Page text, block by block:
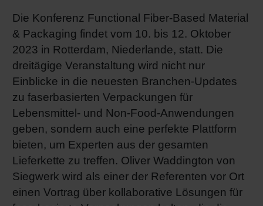
Die Konferenz Functional Fiber-Based Material
& Packaging findet vom 10. bis 12. Oktober
2023 in Rotterdam, Niederlande, statt. Die
dreitägige Veranstaltung wird nicht nur
Einblicke in die neuesten Branchen-Updates
zu faserbasierten Verpackungen für
Lebensmittel- und Non-Food-Anwendungen
geben, sondern auch eine perfekte Plattform
bieten, um Experten aus der gesamten
Lieferkette zu treffen. Oliver Waddington von
Siegwerk wird als einer der Referenten vor Ort
einen Vortrag über kollaborative Lösungen für